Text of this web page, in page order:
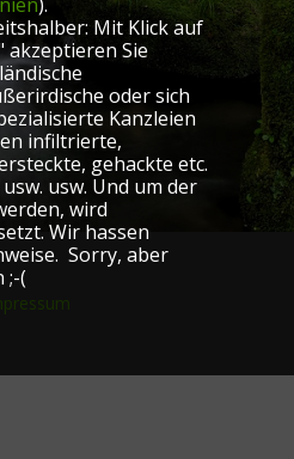
Mit Klick auf
akzeptieren Sie
oder sich
Kanzleien
infiltrierte,
gehackte etc.
usw. Und um der
wird
Wir hassen
Sorry, aber
;-(